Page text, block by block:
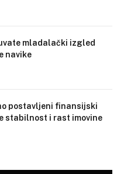
mladalački izgled
navike
postavljeni finansijski
stabilnost i rast imovine